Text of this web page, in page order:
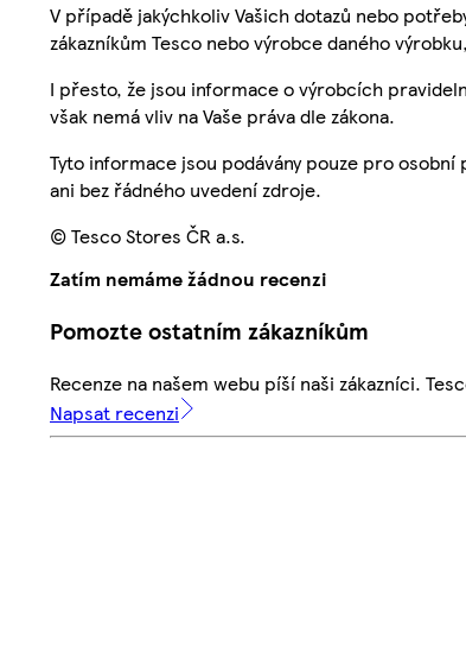
V případě jakýchkoliv Vašich dotazů nebo
zákazníkům Tesco nebo výrobce daného
I přesto, že jsou informace o výrobcích
však nemá vliv na Vaše práva dle zákona.
Tyto informace jsou podávány pouze pro
ani bez řádného uvedení zdroje.
© Tesco Stores ČR a.s.
Zatím nemáme žádnou recenzi
Pomozte ostatním zákazníkům
Recenze na našem webu píší naši zákazníci.
Napsat recenzi